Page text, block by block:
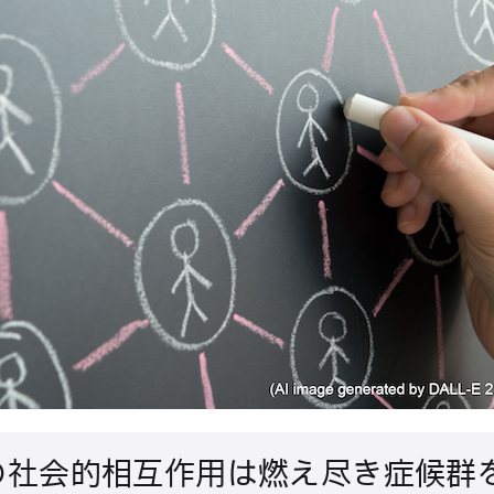
会的相互作用は燃え尽き症候群